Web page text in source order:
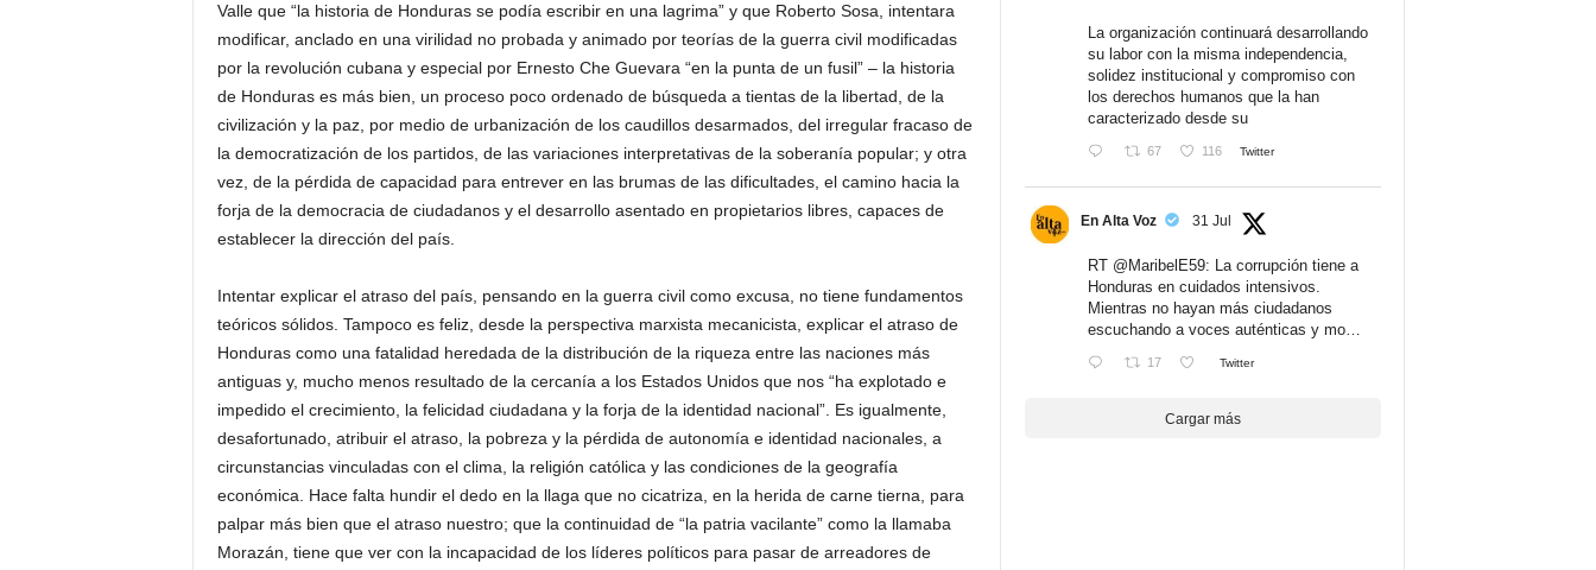
Valle que “la historia de Honduras se podía escribir en una lagrima” y que Roberto Sosa, intentara
modificar, anclado en una virilidad no probada y animado por teorías de la guerra civil modificadas
por la revolución cubana y especial por Ernesto Che Guevara “en la punta de un fusil” – la historia
de Honduras es más bien, un proceso poco ordenado de búsqueda a tientas de la libertad, de la
civilización y la paz, por medio de urbanización de los caudillos desarmados, del irregular fracaso de
la democratización de los partidos, de las variaciones interpretativas de la soberanía popular; y otra
vez, de la pérdida de capacidad para entrever en las brumas de las dificultades, el camino hacia la
forja de la democracia de ciudadanos y el desarrollo asentado en propietarios libres, capaces de
establecer la dirección del país.
Intentar explicar el atraso del país, pensando en la guerra civil como excusa, no tiene fundamentos
teóricos sólidos. Tampoco es feliz, desde la perspectiva marxista mecanicista, explicar el atraso de
Honduras como una fatalidad heredada de la distribución de la riqueza entre las naciones más
antiguas y, mucho menos resultado de la cercanía a los Estados Unidos que nos “ha explotado e
impedido el crecimiento, la felicidad ciudadana y la forja de la identidad nacional”. Es igualmente,
desafortunado, atribuir el atraso, la pobreza y la pérdida de autonomía e identidad nacionales, a
circunstancias vinculadas con el clima, la religión católica y las condiciones de la geografía
económica. Hace falta hundir el dedo en la llaga que no cicatriza, en la herida de carne tierna, para
palpar más bien que el atraso nuestro; que la continuidad de “la patria vacilante” como la llamaba
Morazán, tiene que ver con la incapacidad de los líderes políticos para pasar de arreadores de
La organización continuará desarrollando
su labor con la misma independencia,
solidez institucional y compromiso con
los derechos humanos que la han
caracterizado desde su
67 116 Twitter
En Alta Voz 31 Jul
RT @MaribelE59: La corrupción tiene a
Honduras en cuidados intensivos.
Mientras no hayan más ciudadanos
escuchando a voces auténticas y mo…
17 Twitter
Cargar más